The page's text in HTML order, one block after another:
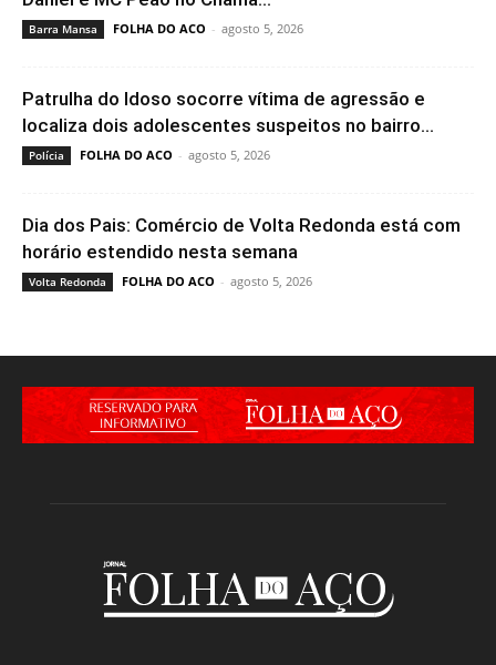
Barra Mansa FOLHA DO ACO - agosto 5, 2026
Patrulha do Idoso socorre vítima de agressão e
localiza dois adolescentes suspeitos no bairro...
Polícia FOLHA DO ACO - agosto 5, 2026
Dia dos Pais: Comércio de Volta Redonda está com
horário estendido nesta semana
Volta Redonda FOLHA DO ACO - agosto 5, 2026